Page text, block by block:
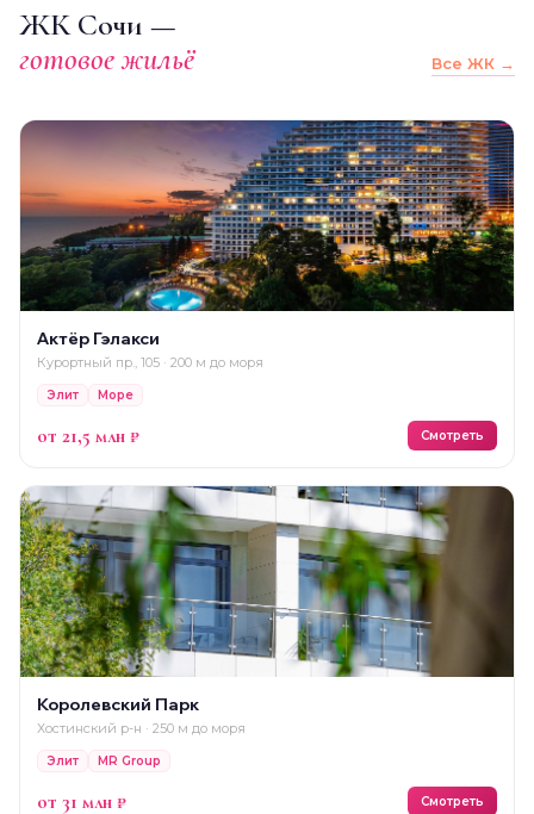
ЖК Сочи —
готовое жильё
Все ЖК →
Актёр Гэлакси
Курортный пр., 105 · 200 м до моря
Элит Море
от 21,5 млн ₽ Смотреть
Королевский Парк
Хостинский р-н · 250 м до моря
Элит MR Group
от 31 млн ₽ Смотреть